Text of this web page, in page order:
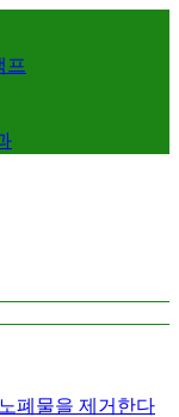
프
폐물을 제거한다